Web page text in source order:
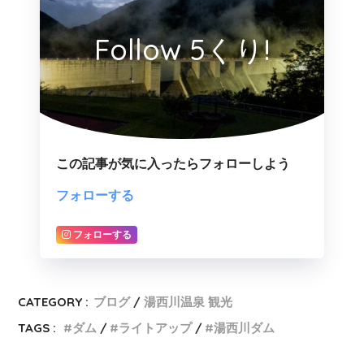
Follow 5くり!
この記事が気に入ったらフォローしよう
フォローする
フォローする
CATEGORY : ブログ
湯西川温泉 観光
TAGS :
ダム ライトアップ 湯西川ダム